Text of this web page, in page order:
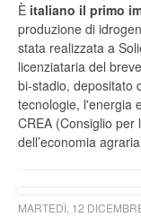
È italiano il primo
produzione di
stata realizzata a
licenziataria del
bi-stadio, depositato
tecnologie, l'energia
CREA (Consiglio per
dell’economia
MARTEDÌ, 12